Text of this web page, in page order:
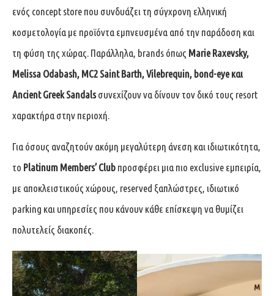
ενός concept store που συνδυάζει τη σύγχρονη ελληνική
κοσμετολογία με προϊόντα εμπνευσμένα από την παράδοση και
τη φύση της χώρας. Παράλληλα, brands όπως Marie Raxevsky,
Melissa Odabash, MC2 Saint Barth, Vilebrequin, bond-eye και
Ancient Greek Sandalsσυνεχίζουν να δίνουν τον δικό τους resort
χαρακτήρα στην περιοχή.
Για όσους αναζητούν ακόμη μεγαλύτερη άνεση και ιδιωτικότητα,
το Platinum Members’ Club προσφέρει μια πιο exclusive εμπειρία,
με αποκλειστικούς χώρους, reserved ξαπλώστρες, ιδιωτικό
parking και υπηρεσίες που κάνουν κάθε επίσκεψη να θυμίζει
πολυτελείς διακοπές.